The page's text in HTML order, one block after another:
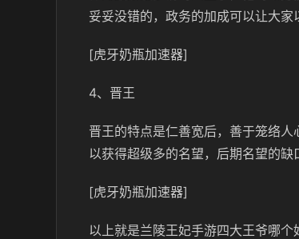
妥妥没错的，政务的加成可以让大家
[虎牙奶瓶加速器]
4、晋王
晋王的特点是仁善宽后，善于笼络
以获得超级多的名望，后期名望的缺
[虎牙奶瓶加速器]
以上就是兰陵王妃手游四大王爷哪